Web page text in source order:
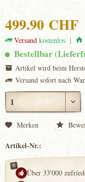
499.90 CHF
Versandkostenlos |
Bestellbar
Artikel wird beim
Versand sofort nach
Merken
Artikel-Nr.:
Über 33'000